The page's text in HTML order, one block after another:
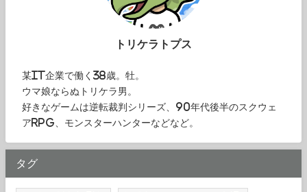
トリケラトプス
某IT企業で働く38歳。牡。
ウマ娘ならぬトリケラ男。
好きなゲームは逆転裁判シリーズ、90年代後半のスクウェ
アRPG、モンスターハンターなどなど。
タグ